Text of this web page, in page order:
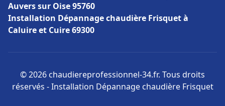
Auvers sur Oise 95760
Installation Dépannage chaudière Frisquet à
Caluire et Cuire 69300
© 2026 chaudiereprofessionnel-34.fr. Tous droits
réservés - Installation Dépannage chaudière Frisquet